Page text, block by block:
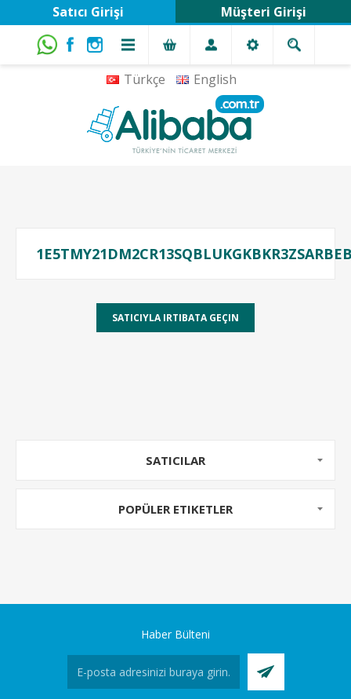
Türkçe English
Satıcı Girişi Müşteri Girişi
SATICILAR
POPÜLER ETIKETLER
Haber Bülteni